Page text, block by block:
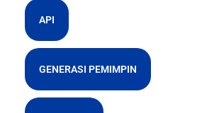
API
GENERASI PEMIMPIN